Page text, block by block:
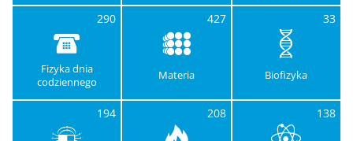
290
Fizyka dnia
codziennego
427
Materia
33
Biofizyka
194 208 138